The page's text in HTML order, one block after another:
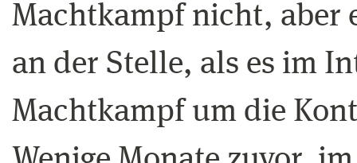
Machtkampf nicht, aber
an der Stelle, als es im
Machtkampf um die